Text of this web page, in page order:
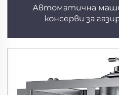
Автоматична
консерви за